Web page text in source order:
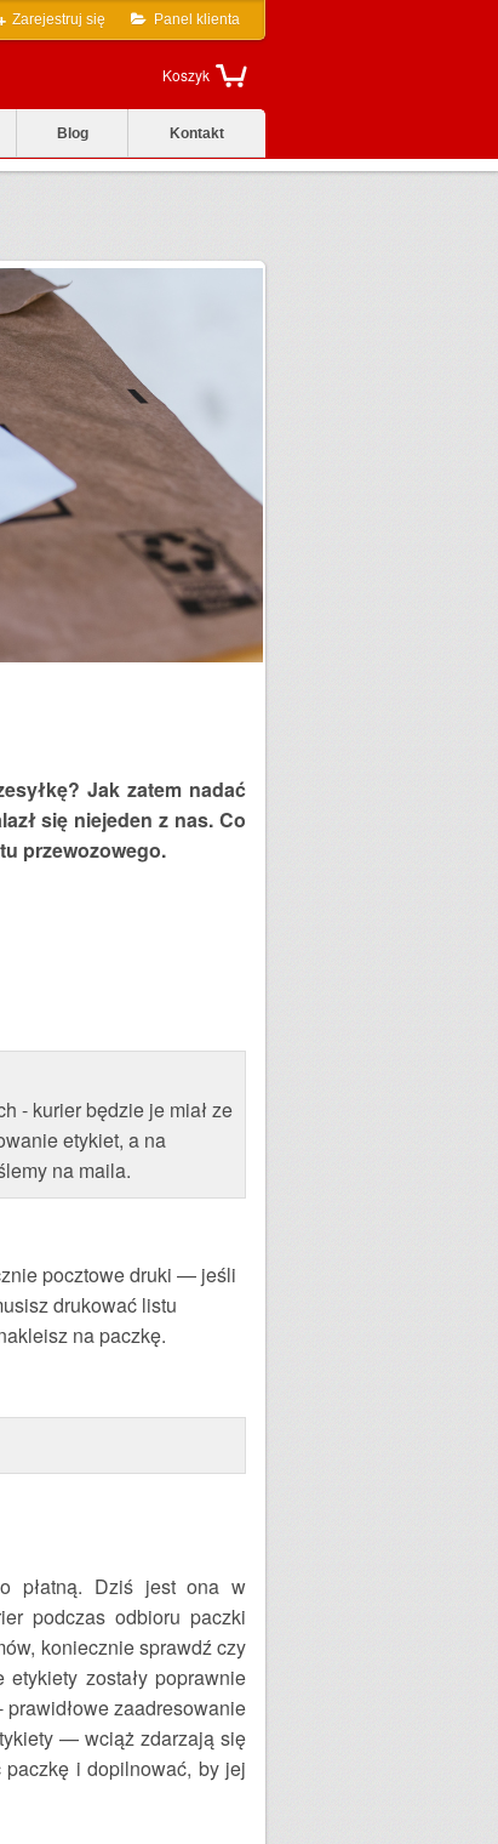
Zarejestruj się Panel klienta
Koszyk
Blog Kontakt
Jak zatem nadać
​się niejeden z nas. Co
przewozowego.
- kurier będzie je miał ze
etykiet, a na
na maila.
pocztowe druki — jeśli
drukować listu
na paczkę.
płatną. Dziś jest ona w
podczas odbioru paczki
koniecznie sprawdź czy
zostały poprawnie
zaadresowanie
—wciąż zdarzają się
i dopilnować, by jej